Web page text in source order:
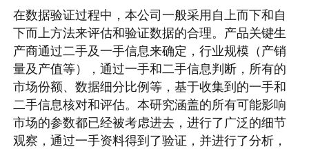
在数据验证过程中，本公司一般采用自上而下和自
下而上方法来评估和验证数据的合理。产品关键生
产商通过二手及一手信息来确定，行业规模（产销
量及产值等），通过一手和二手信息判断，所有的
市场份额、数据细分比例等，基于收集到的一手和
二手信息核对和评估。本研究涵盖的所有可能影响
市场的参数都已经被考虑进去，进行了广泛的细节
观察，通过一手资料得到了验证，并进行了分析，